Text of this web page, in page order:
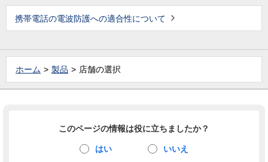
携帯電話の電波防護への適合性について
ホーム 製品 店舗の選択
このページの情報は役に立ちましたか？
はい いいえ